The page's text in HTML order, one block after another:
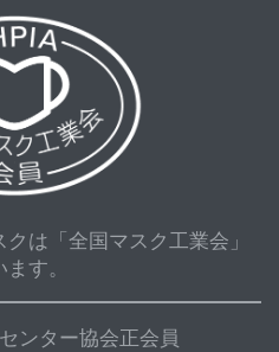
は「全国マスク工業会」
す。
ンター協会正会員